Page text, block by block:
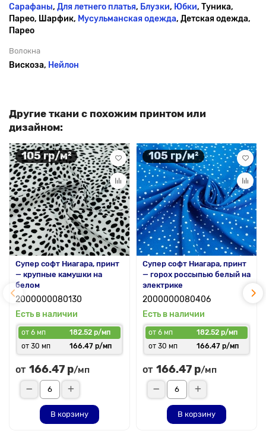
Сарафаны, Для летнего платья, Блузки, Юбки, Туника,
Парео, Шарфик, Мусульманская одежда, Детская одежда,
Парео
Волокна
Вискоза, Нейлон
Другие ткани с похожим принтом или
дизайном:
105 гр/м²
Супер софт Ниагара, принт
— крупные камушки на
белом
2000000080130
Есть в наличии
от 6 мп
182.52 р/мп
от 30 мп
166.47 р/мп
от 166.47 р/мп
В корзину
105 гр/м²
Супер софт Ниагара, принт
— горох россыпью белый на
электрике
2000000080406
Есть в наличии
от 6 мп
182.52 р/мп
от 30 мп
166.47 р/мп
от 166.47 р/мп
В корзину